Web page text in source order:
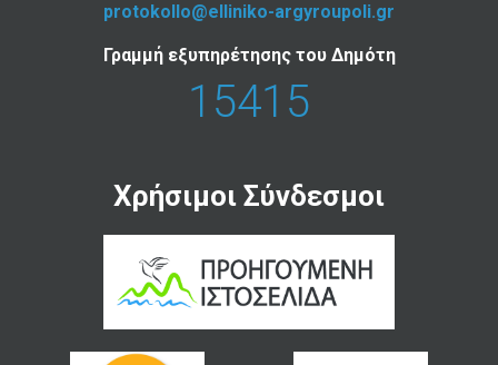
protokollo@elliniko-argyroupoli.gr
Γραμμή εξυπηρέτησης του Δημότη
15415
Χρήσιμοι Σύνδεσμοι